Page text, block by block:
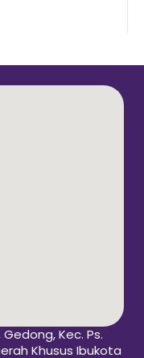
Gedong, Kec. Ps.
Khusus Ibukota